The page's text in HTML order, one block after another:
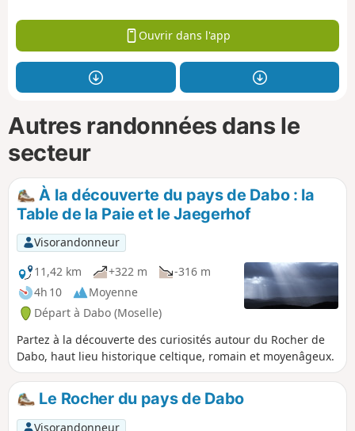
Ouvrir dans l'app
Autres randonnées dans le
secteur
À la découverte du pays de Dabo : la
Table de la Paie et le Jaegerhof
Visorandonneur
11,42 km
+322 m
-316 m
4h 10
Moyenne
Départ à Dabo (Moselle)
Partez à la découverte des curiosités autour du Rocher de
Dabo, haut lieu historique celtique, romain et moyenâgeux.
Le Rocher du pays de Dabo
Visorandonneur